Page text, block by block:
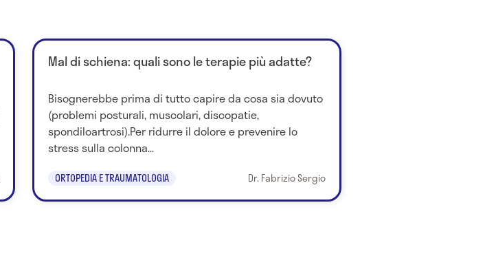
Mal di schiena: quali sono le terapie più adatte?
Bisognerebbe prima di tutto capire da cosa sia dovuto
(problemi posturali, muscolari, discopatie,
spondiloartrosi).Per ridurre il dolore e prevenire lo
stress sulla colonna...
ORTOPEDIA E TRAUMATOLOGIA Dr. Fabrizio Sergio